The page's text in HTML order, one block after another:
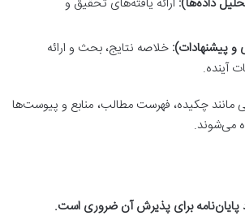
پیشنهادات): خلاصه نتایج، بحث و ارائه
آینده.
مانند چکیده، فهرست مطالب، منابع و پیوست‌ها
می‌شوند.
پایان‌نامه برای پذیرش آن ضروری است.